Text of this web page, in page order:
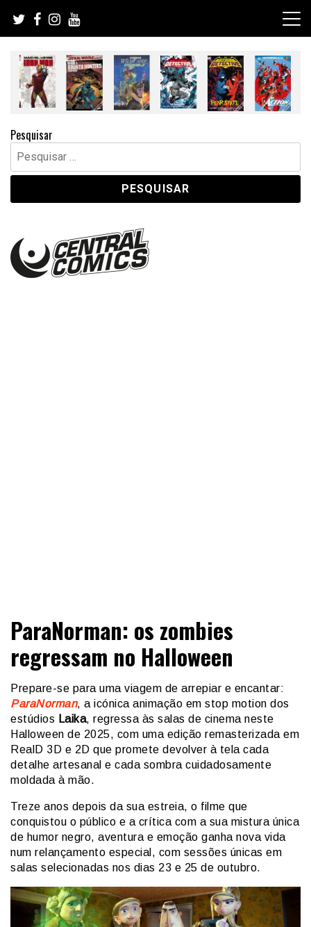
content
Pesquisar
Pesquisar
por:
Central Comics
ParaNorman: os zombies
regressam no Halloween
Prepare-se para uma viagem de arrepiar e encantar:
ParaNorman, a icónica animação em stop motion dos
estúdios Laika, regressa às salas de cinema neste
Halloween de 2025, com uma edição remasterizada em
RealD 3D e 2D que promete devolver à tela cada
detalhe artesanal e cada sombra cuidadosamente
moldada à mão.
Treze anos depois da sua estreia, o filme que
conquistou o público e a crítica com a sua mistura única
de humor negro, aventura e emoção ganha nova vida
num relançamento especial, com sessões únicas em
salas selecionadas nos dias 23 e 25 de outubro.